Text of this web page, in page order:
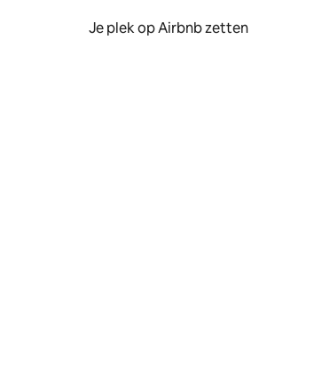
Je plek op Airbnb zetten